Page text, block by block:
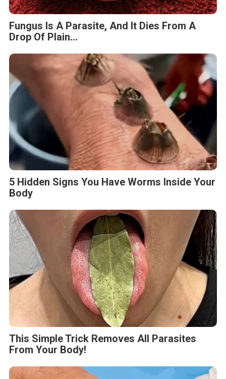
Fungus Is A Parasite, And It Dies From A
Drop Of Plain...
5 Hidden Signs You Have Worms Inside Your
Body
This Simple Trick Removes All Parasites
From Your Body!